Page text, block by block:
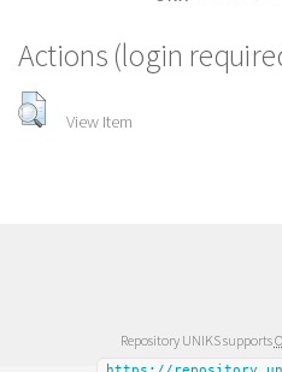
Actions (login
View Item
Repository UNIKS supports